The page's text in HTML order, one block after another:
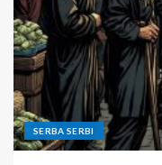
SERBA SERBI